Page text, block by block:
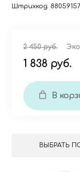
Штрихкод:
2 450 руб.
1 838 руб.
В
ВЫБРАТЬ